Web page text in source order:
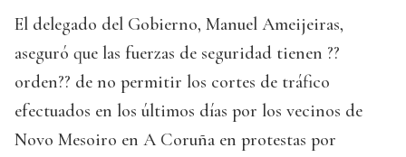
El delegado del Gobierno, Manuel Ameijeiras,
aseguró que las fuerzas de seguridad tienen ??
orden?? de no permitir los cortes de tráfico
efectuados en los últimos días por los vecinos de
Novo Mesoiro en A Coruña en protestas por